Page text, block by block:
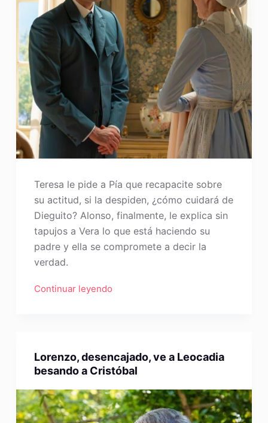
Teresa le pide a Pía que recapacite sobre
su actitud, si la despiden, ¿cómo cuidará de
Dieguito? Alonso, finalmente, le explica sin
tapujos a Vera lo que está haciendo su
padre y ella se compromete a decir la
verdad.
Continuar leyendo
Lorenzo, desencajado, ve a Leocadia
besando a Cristóbal